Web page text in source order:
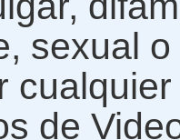
sexual
de